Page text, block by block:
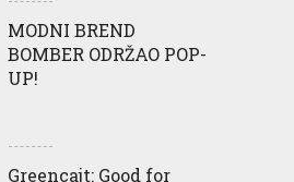
MODNI BREND
BOMBER ODRŽAO POP-
UP!
Greencajt: Good for